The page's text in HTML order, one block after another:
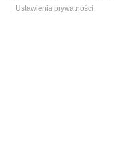
Ustawienia prywatności